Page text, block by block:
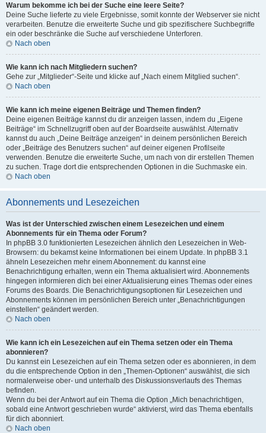
Warum bekomme ich bei der Suche eine leere Seite?
Deine Suche lieferte zu viele Ergebnisse, somit konnte der Webserver sie nicht
verarbeiten. Benutze die erweiterte Suche und gib spezifischere Suchbegriffe
ein oder beschränke die Suche auf verschiedene Unterforen.
Nach oben
Wie kann ich nach Mitgliedern suchen?
Gehe zur „Mitglieder“-Seite und klicke auf „Nach einem Mitglied suchen“.
Nach oben
Wie kann ich meine eigenen Beiträge und Themen finden?
Deine eigenen Beiträge kannst du dir anzeigen lassen, indem du „Eigene
Beiträge“ im Schnellzugriff oben auf der Boardseite auswählst. Alternativ
kannst du auch „Deine Beiträge anzeigen“ in deinem persönlichen Bereich
oder „Beiträge des Benutzers suchen“ auf deiner eigenen Profilseite
verwenden. Benutze die erweiterte Suche, um nach von dir erstellen Themen
zu suchen. Trage dort die entsprechenden Optionen in die Suchmaske ein.
Nach oben
Abonnements und Lesezeichen
Was ist der Unterschied zwischen einem Lesezeichen und einem
Abonnements für ein Thema oder Forum?
In phpBB 3.0 funktionierten Lesezeichen ähnlich den Lesezeichen in Web-
Browsern: du bekamst keine Informationen bei einem Update. In phpBB 3.1
ähneln Lesezeichen mehr einem Abonnement: du kannst eine
Benachrichtigung erhalten, wenn ein Thema aktualisiert wird. Abonnements
hingegen informieren dich bei einer Aktualisierung eines Themas oder eines
Forums des Boards. Die Benachrichtigungsoptionen für Lesezeichen und
Abonnements können im persönlichen Bereich unter „Benachrichtigungen
einstellen“ geändert werden.
Nach oben
Wie kann ich ein Lesezeichen auf ein Thema setzen oder ein Thema
abonnieren?
Du kannst ein Lesezeichen auf ein Thema setzen oder es abonnieren, in dem
du die entsprechende Option in den „Themen-Optionen“ auswählst, die sich
normalerweise ober- und unterhalb des Diskussionsverlaufs des Themas
befinden.
Wenn du bei der Antwort auf ein Thema die Option „Mich benachrichtigen,
sobald eine Antwort geschrieben wurde“ aktivierst, wird das Thema ebenfalls
für dich abonniert.
Nach oben